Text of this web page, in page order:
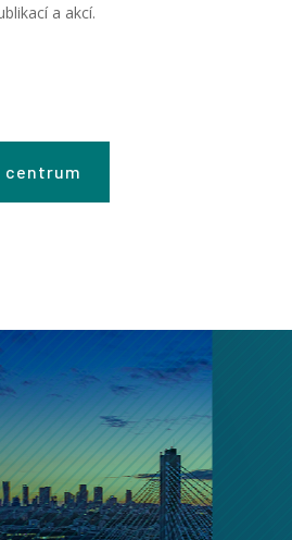
a akcí.
centrum